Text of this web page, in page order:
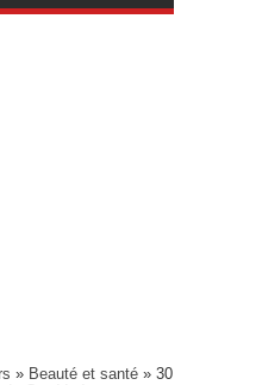
» Beauté et santé » 30